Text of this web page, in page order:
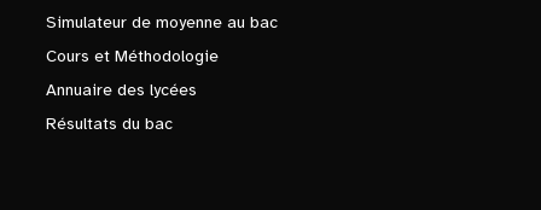
Simulateur de moyenne au bac
Cours et Méthodologie
Annuaire des lycées
Résultats du bac